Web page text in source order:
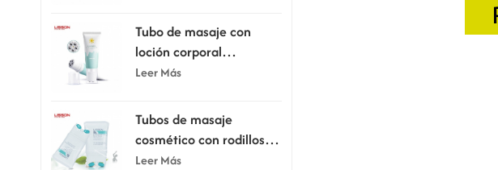
Tubo de masaje con
loción corporal
raspadora de 80 ml y
Leer Más
Tubos de masaje
cosmético con rodillos
dobles de silicona de 150
Leer Más